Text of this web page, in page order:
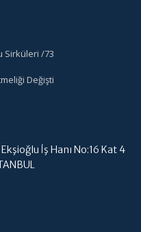
Sirküleri /73
Değişti
İş Hanı No:16 Kat 4